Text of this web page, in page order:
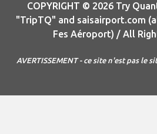
COPYRIGHT © 2026 Try
"TripTQ" and saisairport.com
Fes Aéroport) / All
AVERTISSEMENT - ce site n'est pas le